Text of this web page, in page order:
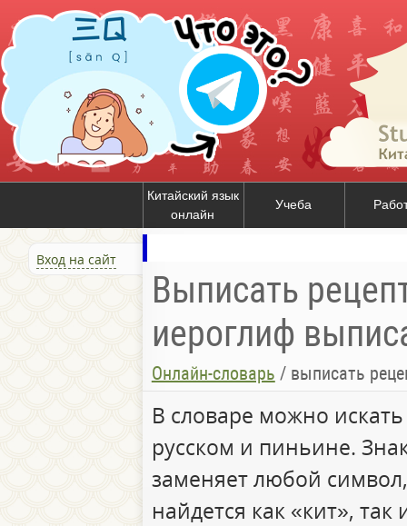
Китайский язык
онлайн
Учеба
Вход на сайт
Выписать
иероглиф
Онлайн-словарь / выписать
В словаре можно
русском и пиньине.
заменяет любой
найдется как «кит», так